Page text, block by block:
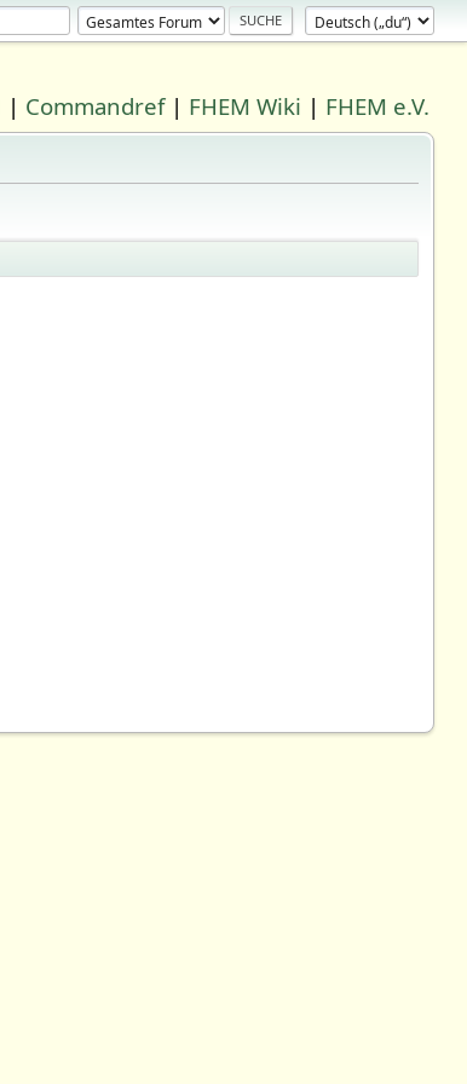
| Commandref| FHEM Wiki | FHEM e.V.